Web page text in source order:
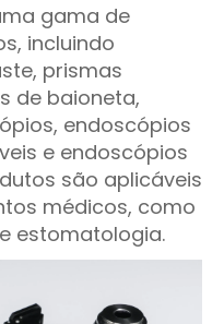
gama de
incluindo
prismas
de baioneta,
endoscópios
​​e endoscópios
são aplicáveis
médicos, como
estomatologia.